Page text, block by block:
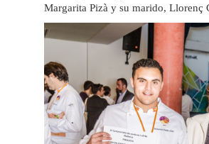
Margarita Pizà y su marido, Llorenç